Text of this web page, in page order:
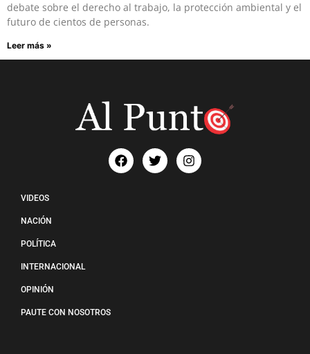
debate sobre el derecho al trabajo, la protección ambiental y el
futuro de cientos de personas.
Leer más »
VIDEOS
NACIÓN
POLÍTICA
INTERNACIONAL
OPINIÓN
PAUTE CON NOSOTROS